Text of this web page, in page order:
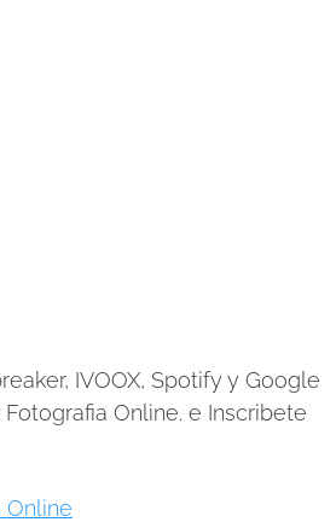
IVOOX, Spotify y Google
Online. e Inscribete
Online